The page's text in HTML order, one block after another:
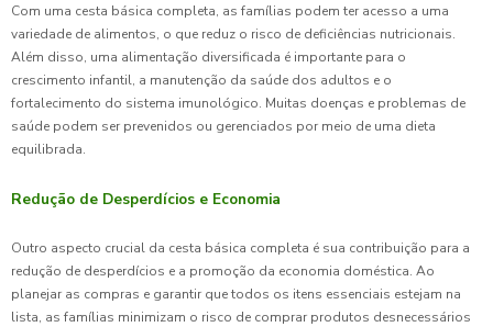
Com uma cesta básica completa, as famílias podem ter acesso a uma
variedade de alimentos, o que reduz o risco de deficiências nutricionais.
Além disso, uma alimentação diversificada é importante para o
crescimento infantil, a manutenção da saúde dos adultos e o
fortalecimento do sistema imunológico. Muitas doenças e problemas de
saúde podem ser prevenidos ou gerenciados por meio de uma dieta
equilibrada.
Redução de Desperdícios e Economia
Outro aspecto crucial da cesta básica completa é sua contribuição para a
redução de desperdícios e a promoção da economia doméstica. Ao
planejar as compras e garantir que todos os itens essenciais estejam na
lista, as famílias minimizam o risco de comprar produtos desnecessários